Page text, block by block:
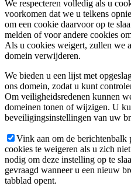
We respecteren volledig als u
voorkomen dat we u telkens
om een cookie daarvoor op te
melden of voor andere cookies
Als u cookies weigert, zullen we
domein verwijderen.
We bieden u een lijst met
ons domein, zodat u kunt
Om veiligheidsredenen kunnen
domeinen tonen of wijzigen. U
beveiligingsinstellingen van uw
Vink aan om de berichtenbalk
cookies te weigeren als u zich
nodig om deze instelling op te
gevraagd wanneer u een nieuw
tabblad opent.